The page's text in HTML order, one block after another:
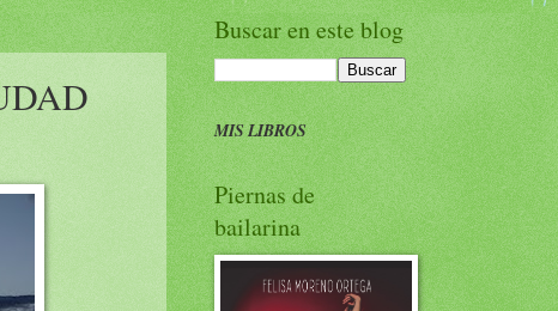
Buscar en este blog
MIS LIBROS
Piernas de
bailarina